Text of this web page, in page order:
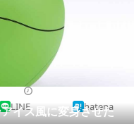
イス風に変身させた
LINE hatena